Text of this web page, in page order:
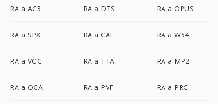
RA a AC3 RA a DTS RA a OPUS
RA a SPX RA a CAF RA a W64
RA a VOC RA a TTA RA a MP2
RA a OGA RA a PVF RA a PRC